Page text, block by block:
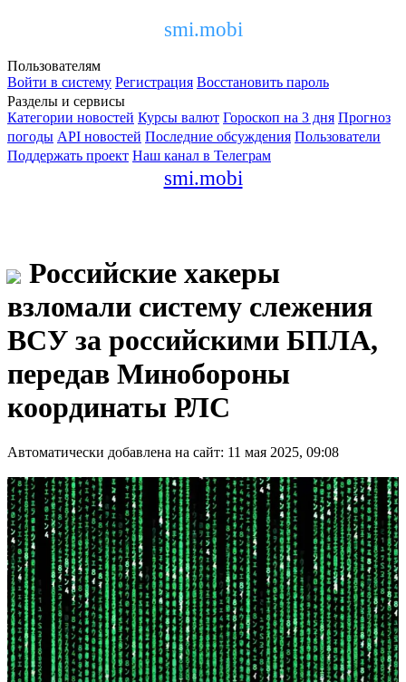
smi.mobi
Пользователям
Войти в систему Регистрация Восстановить пароль
Разделы и сервисы
Категории новостей Курсы валют Гороскоп на 3 дня Прогноз
погоды API новостей Последние обсуждения Пользователи
Поддержать проект Наш канал в Телеграм
smi.mobi
Российские хакеры
взломали систему слежения
ВСУ за российскими БПЛА,
передав Минобороны
координаты РЛС
Автоматически добавлена на сайт: 11 мая 2025, 09:08